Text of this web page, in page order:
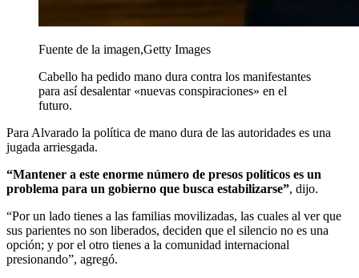
Fuente de la imagen,Getty Images
Cabello ha pedido mano dura contra los manifestantes
para así desalentar «nuevas conspiraciones» en el
futuro.
Para Alvarado la política de mano dura de las autoridades es una
jugada arriesgada.
“Mantener a este enorme número de presos políticos es un
problema para un gobierno que busca estabilizarse”, dijo.
“Por un lado tienes a las familias movilizadas, las cuales al ver que
sus parientes no son liberados, deciden que el silencio no es una
opción; y por el otro tienes a la comunidad internacional
presionando”, agregó.